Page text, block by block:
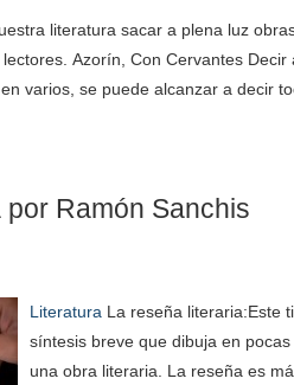
literatura sacar a plena luz
Azorín, Con Cervantes
varios, se puede alcanzar a decir
Ramón Sanchis
Literatura La reseña literaria:Este
síntesis breve que dibuja en
una obra literaria. La reseña es